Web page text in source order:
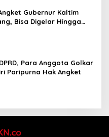
Gubernur Kaltim
Bisa Digelar Hingga
Para Anggota Golkar
Paripurna Hak Angket